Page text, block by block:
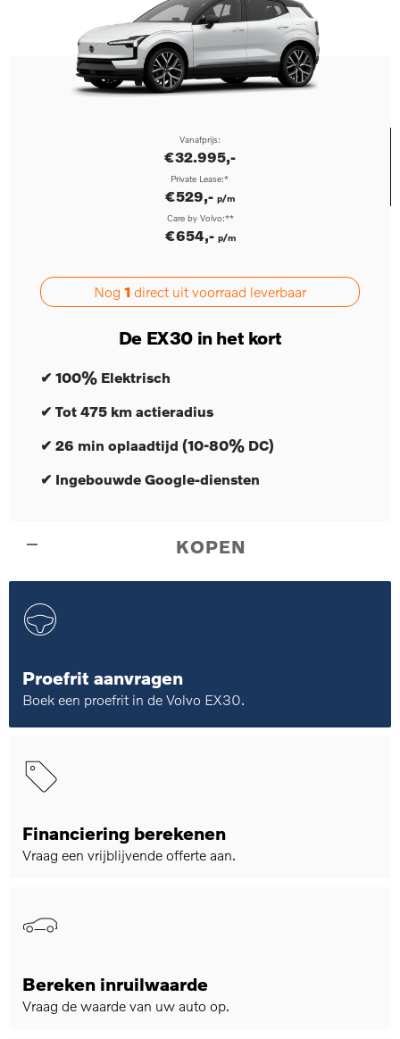
Vanafprijs:
€32.995,-
Private Lease:*
€529,- p/m
Care by Volvo:**
€654,- p/m
Nog 1 direct uit voorraad leverbaar
De EX30 in het kort
✔ 100% Elektrisch
✔ Tot 475 km actieradius
✔ 26 min oplaadtijd (10-80% DC)
✔ Ingebouwde Google-diensten
KOPEN
Proefrit aanvragen
Boek een proefrit in de Volvo EX30.
Financiering berekenen
Vraag een vrijblijvende offerte aan.
Bereken inruilwaarde
Vraag de waarde van uw auto op.